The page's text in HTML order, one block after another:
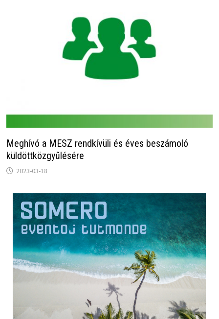
Meghívó a MESZ rendkívüli és éves beszámoló
küldöttközgyűlésére
2023-03-18